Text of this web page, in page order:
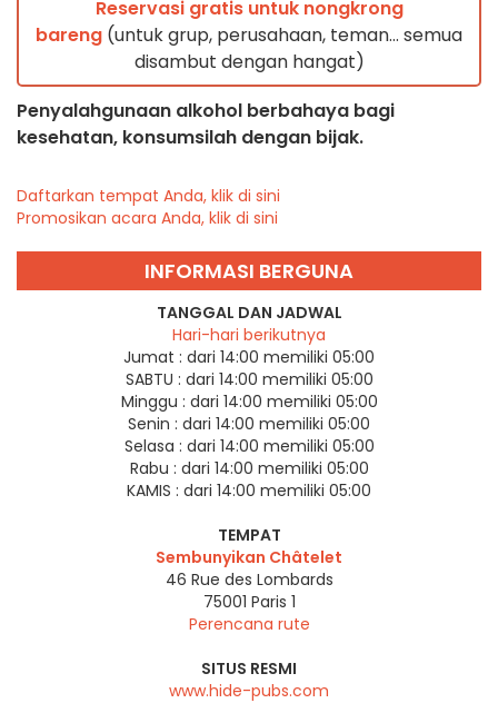
Reservasi gratis untuk nongkrong
bareng (untuk grup, perusahaan, teman… semua
disambut dengan hangat)
Penyalahgunaan alkohol berbahaya bagi
kesehatan, konsumsilah dengan bijak.
Daftarkan tempat Anda, klik di sini
Promosikan acara Anda, klik di sini
INFORMASI BERGUNA
TANGGAL DAN JADWAL
Hari-hari berikutnya
Jumat : dari 14:00 memiliki 05:00
SABTU : dari 14:00 memiliki 05:00
Minggu : dari 14:00 memiliki 05:00
Senin : dari 14:00 memiliki 05:00
Selasa : dari 14:00 memiliki 05:00
Rabu : dari 14:00 memiliki 05:00
KAMIS : dari 14:00 memiliki 05:00
TEMPAT
Sembunyikan Châtelet
46 Rue des Lombards
75001 Paris 1
Perencana rute
SITUS RESMI
www.hide-pubs.com